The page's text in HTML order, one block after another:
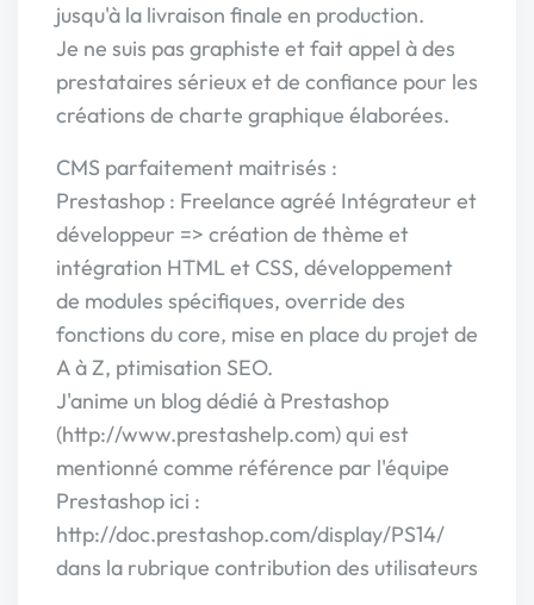
jusqu'à la livraison finale en production.
Je ne suis pas graphiste et fait appel à des
prestataires sérieux et de confiance pour les
créations de charte graphique élaborées.
CMS parfaitement maitrisés :
Prestashop : Freelance agréé Intégrateur et
développeur => création de thème et
intégration HTML et CSS, développement
de modules spécifiques, override des
fonctions du core, mise en place du projet de
A à Z, ptimisation SEO.
J'anime un blog dédié à Prestashop
(http://www.prestashelp.com) qui est
mentionné comme référence par l'équipe
Prestashop ici :
http://doc.prestashop.com/display/PS14/
dans la rubrique contribution des utilisateurs